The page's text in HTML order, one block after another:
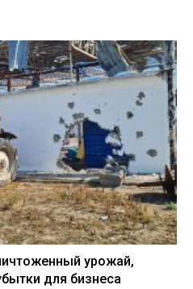
урожай,
для бизнеса